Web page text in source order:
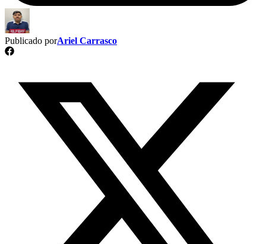
Publicado porAriel Carrasco